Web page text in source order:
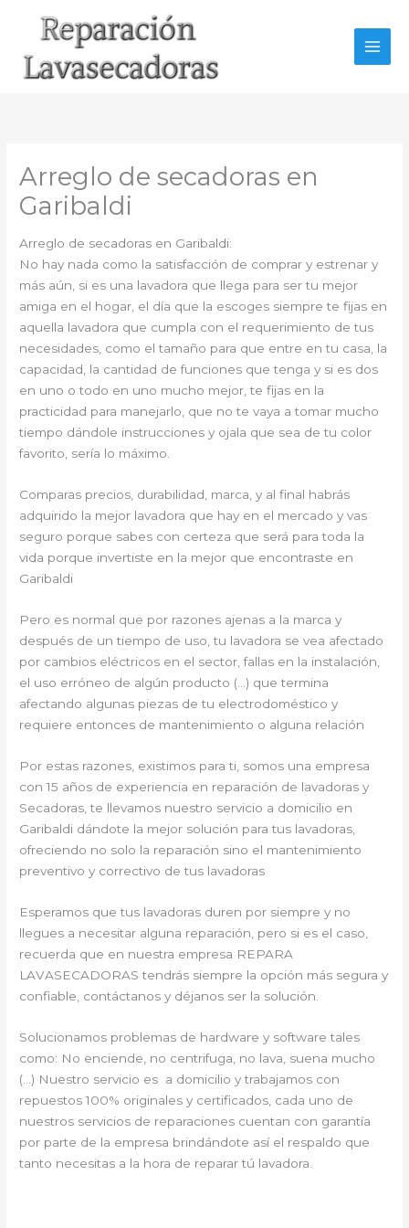
Arreglo de secadoras en
Garibaldi
Arreglo de secadoras en Garibaldi:
No hay nada como la satisfacción de comprar y estrenar y
más aún, si es una lavadora que llega para ser tu mejor
amiga en el hogar, el día que la escoges siempre te fijas en
aquella lavadora que cumpla con el requerimiento de tus
necesidades, como el tamaño para que entre en tu casa, la
capacidad, la cantidad de funciones que tenga y si es dos
en uno o todo en uno mucho mejor, te fijas en la
practicidad para manejarlo, que no te vaya a tomar mucho
tiempo dándole instrucciones y ojala que sea de tu color
favorito, sería lo máximo.
Comparas precios, durabilidad, marca, y al final habrás
adquirido la mejor lavadora que hay en el mercado y vas
seguro porque sabes con certeza que será para toda la
vida porque invertiste en la mejor que encontraste en
Garibaldi
Pero es normal que por razones ajenas a la marca y
después de un tiempo de uso, tu lavadora se vea afectado
por cambios eléctricos en el sector, fallas en la instalación,
el uso erróneo de algún producto (…) que termina
afectando algunas piezas de tu electrodoméstico y
requiere entonces de mantenimiento o alguna relación
Por estas razones, existimos para ti, somos una empresa
con 15 años de experiencia en reparación de lavadoras y
Secadoras, te llevamos nuestro servicio a domicilio en
Garibaldi dándote la mejor solución para tus lavadoras,
ofreciendo no solo la reparación sino el mantenimiento
preventivo y correctivo de tus lavadoras
Esperamos que tus lavadoras duren por siempre y no
llegues a necesitar alguna reparación, pero si es el caso,
recuerda que en nuestra empresa REPARA
LAVASECADORAS tendrás siempre la opción más segura y
confiable, contáctanos y déjanos ser la solución.
Solucionamos problemas de hardware y software tales
como: No enciende, no centrifuga, no lava, suena mucho
(…) Nuestro servicio es a domicilio y trabajamos con
repuestos 100% originales y certificados, cada uno de
nuestros servicios de reparaciones cuentan con garantía
por parte de la empresa brindándote así el respaldo que
tanto necesitas a la hora de reparar tú lavadora.